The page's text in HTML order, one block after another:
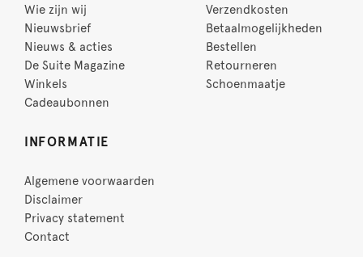
Wie zijn wij
Nieuwsbrief
Nieuws & acties
De Suite Magazine
Winkels
Cadeaubonnen
Verzendkosten
Betaalmogelijkheden
Bestellen
Retourneren
Schoenmaatje
INFORMATIE
Algemene voorwaarden
Disclaimer
Privacy statement
Contact